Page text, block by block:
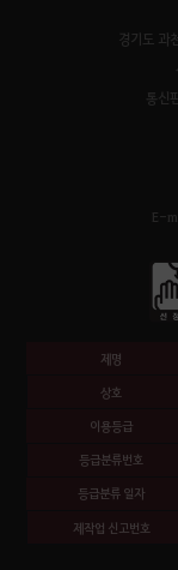
경기도 과
통신
E-
제명
상호
이용등급
등급분류번호
등급분류 일자
제작업 신고번호